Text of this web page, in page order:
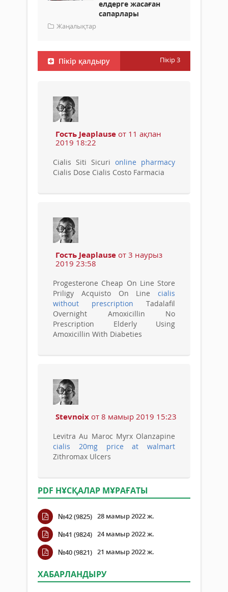
елдерге жасаған
сапарлары
Жаңалықтар
Пікір қалдыру Пікір3
Гость Jeaplause от 11 ақпан
2019 18:22
Cialis Siti Sicuri online pharmacy
Cialis Dose Cialis Costo Farmacia
Гость Jeaplause от 3 наурыз
2019 23:58
Progesterone Cheap On Line Store
Priligy Acquisto On Line cialis
without prescription Tadalafil
Overnight Amoxicillin No
Prescription Elderly Using
Amoxicillin With Diabeties
Stevnoix от 8 мамыр 2019 15:23
Levitra Au Maroc Myrx Olanzapine
cialis 20mg price at walmart
Zithromax Ulcers
PDF НҰСҚАЛАР МҰРАҒАТЫ
№42 (9825) 28 мамыр 2022 ж.
№41 (9824) 24 мамыр 2022 ж.
№40 (9821) 21 мамыр 2022 ж.
ХАБАРЛАНДЫРУ